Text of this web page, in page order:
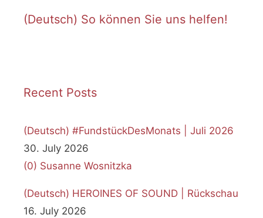
(Deutsch) So können Sie uns helfen!
Recent Posts
(Deutsch) #FundstückDesMonats | Juli 2026
30. July 2026
(0) Susanne Wosnitzka
(Deutsch) HEROINES OF SOUND | Rückschau
16. July 2026